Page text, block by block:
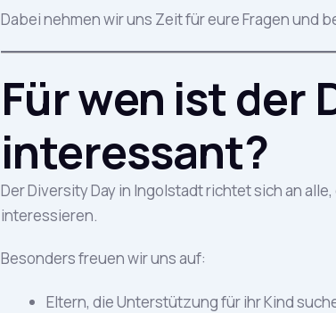
Dabei nehmen wir uns Zeit für eure Fragen und
Für wen ist der
interessant?
Der Diversity Day in Ingolstadt richtet sich an
interessieren.
Besonders freuen wir uns auf:
Eltern, die Unterstützung für ihr Kind